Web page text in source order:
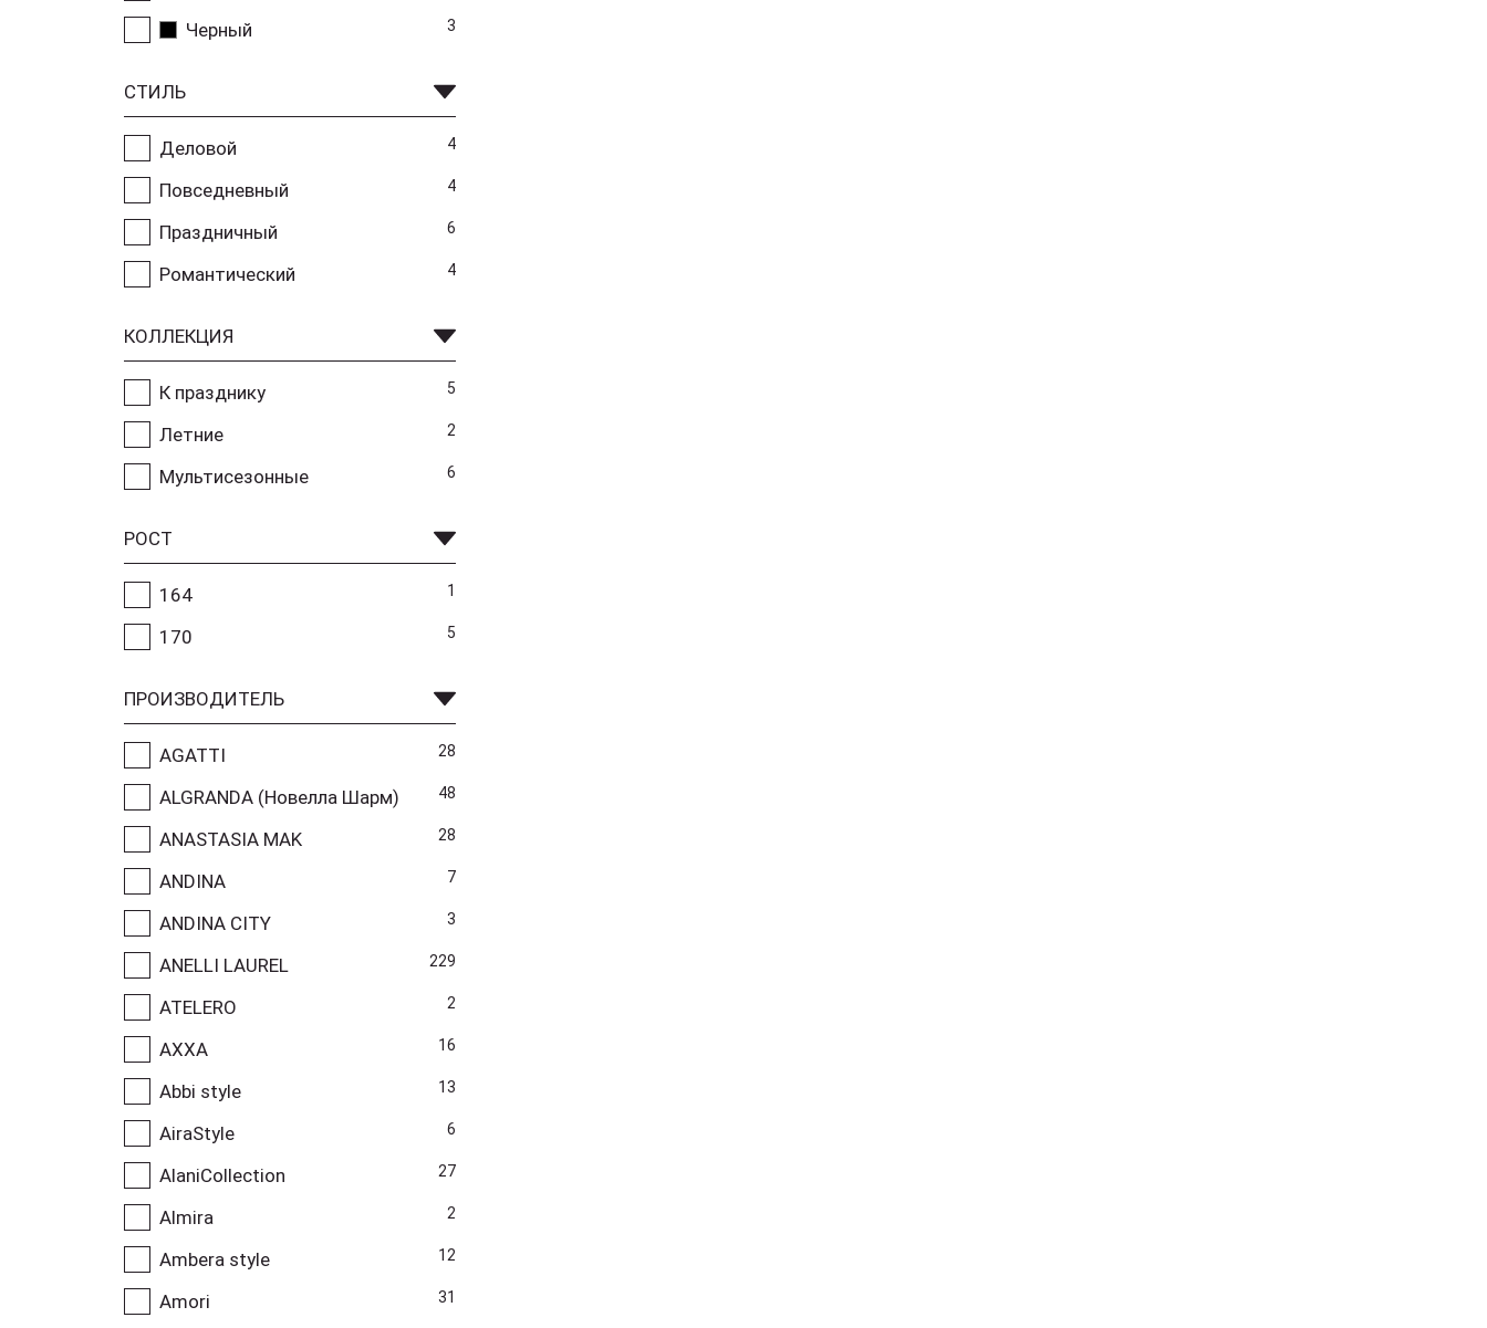
Черный 3
СТИЛЬ
Деловой 4
Повседневный 4
Праздничный 6
Романтический 4
КОЛЛЕКЦИЯ
К празднику 5
Летние 2
Мультисезонные 6
РОСТ
164 1
170 5
ПРОИЗВОДИТЕЛЬ
AGATTI 28
ALGRANDA (Новелла Шарм) 48
ANASTASIA MAK 28
ANDINA 7
ANDINA CITY 3
ANELLI LAUREL 229
ATELERO 2
AXXA 16
Abbi style 13
AiraStyle 6
AlaniCollection 27
Almira 2
Ambera style 12
Amori 31